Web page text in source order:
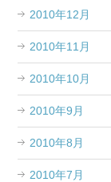
2010年12月
2010年11月
2010年10月
2010年9月
2010年8月
2010年7月